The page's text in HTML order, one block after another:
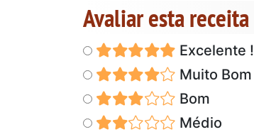
Avaliar esta receita
Excelente !
Muito Bom
Bom
Médio